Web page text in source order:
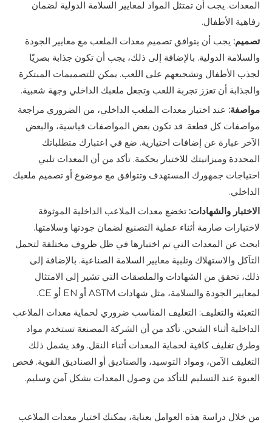
المعدات. يجب أن تمتثل المواد لمعايير السلامة الدولية لضمان
رفاهية الأطفال.
تصميم: يجب أن يتوافق تصميم معدات الملعب مع معايير الجودة
والسلامة الدولية. بالإضافة إلى ذلك، يجب أن تكون جذابة بصريًا
لجذب الأطفال وتشجيعهم على اللعب. يمكن للتصميمات المبتكرة
والجذابة أن تعزز تجربة اللعب وتجعل ملعبك الداخلي وجهة شعبية.
مواصفة: عند اختيار معدات الملعب الداخلي، من الضروري مراجعة
مواصفات كل قطعة. قد تكون بعض المواصفات قياسية، والبعض
الآخر عبارة عن إضافات اختيارية. ضع في اعتبارك متطلباتك
المحددة وميزانيتك للاختيار بحكمة. تأكد من أن المعدات تلبي
احتياجات جمهورك المستهدف وتتوافق مع موضوع أو تصميم ملعبك
الداخلي.
الاختبار والشهادات: تخضع معدات الملاعب الداخلية الموثوقة
لاختبارات صارمة أثناء عملية التصنيع لضمان جودتها وسلامتها.
ابحث عن المعدات التي تم اختبارها في ظل ظروف مختلفة لتحمل
التآكل والاستهلاك وتلبية معايير السلامة الصناعية. بالإضافة إلى
ذلك، تحقق من الشهادات والملصقات التي تشير إلى الامتثال
لمعايير الجودة والسلامة، مثل شهادات ASTM أو EN أو CE.
التعبئة والتغليف: التغليف المناسب ضروري لحماية معدات الملاعب
الداخلية أثناء الشحن. تأكد من أن الشركة المصنعة تستخدم مواد
وطرق تغليف كافية لحماية المعدات أثناء النقل. وقد يشمل ذلك
التغليف الآمن، ومواد التوسيد، والصناديق أو الصناديق القوية. فحص
العبوة عند التسليم للتأكد من وصول المعدات بشكل آمن وسليم.
من خلال دراسة هذه العوامل بعناية، يمكنك اختيار معدات الملاعب